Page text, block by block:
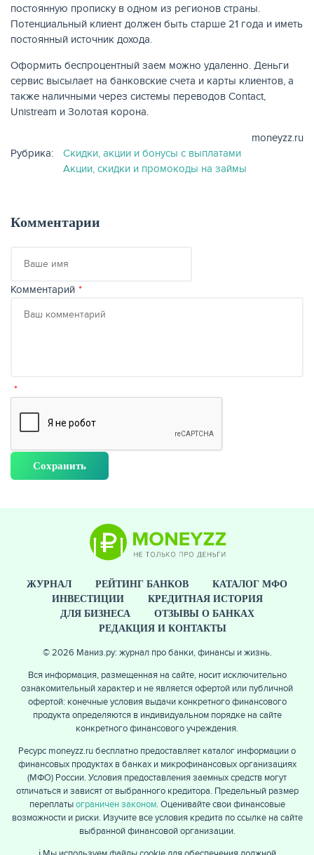
РЕЙТИНГ БАНКОВ
ЕЩЁ
постоянную прописку в одном из регионов страны.
Потенциальный клиент должен быть старше 21 года и иметь
постоянный источник дохода.
Оформить беспроцентный заем можно удаленно. Деньги
сервис высылает на банковские счета и карты клиентов, а
также наличными через системы переводов Contact,
Unistream и Золотая корона.
moneyzz.ru
Рубрика:
Скидки, акции и бонусы с выплатами
Акции, скидки и промокоды на займы
Комментарии
имя
Комментарий
ЖУРНАЛ РЕЙТИНГ БАНКОВ
КАТАЛОГ МФО
ИНВЕСТИЦИИ
КРЕДИТНАЯ ИСТОРИЯ
ДЛЯ БИЗНЕСА
ОТЗЫВЫ О БАНКАХ
РЕДАКЦИЯ И КОНТАКТЫ
© 2026 Маниз.ру: журнал про банки, финансы и жизнь.
Вся информация, размещенная на сайте, носит исключительно
ознакомительный характер и не является офертой или публичной
офертой: конечные условия выдачи конкретного финансового
продукта определяются в индивидуальном порядке на сайте
конкретного финансового учреждения.
Ресурс moneyzz.ru бесплатно предоставляет каталог информации о
финансовых продуктах в банках и микрофинансовых организациях
(МФО) России. Условия предоставления заемных средств могут
отличаться и зависят от выбранного кредитора. Предельный размер
переплатыограничен законом. Оценивайте свои финансовые
возможности и риски. Изучите все условия кредита по ссылке на сайте
выбранной финансовой организации.